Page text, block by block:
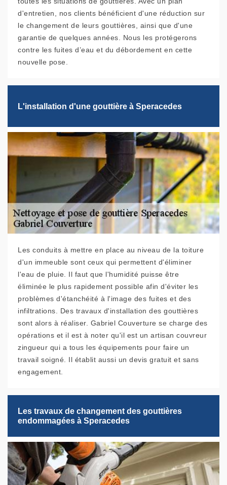
d'entretien, nos clients bénéficient d'une réduction sur
le changement de leurs gouttières, ainsi que d'une
garantie de quelques années. Nous les protégerons
contre les fuites d’eau et du débordement en cette
nouvelle pose.
L'installation d'une gouttière à Speracedes
Les conduits à mettre en place au niveau de la toiture
d'un immeuble sont ceux qui permettent d'éliminer
l'eau de pluie. Il faut que l'humidité puisse être
éliminée le plus rapidement possible afin d'éviter les
problèmes d'étanchéité à l'image des fuites et des
infiltrations. Des travaux d'installation des gouttières
sont alors à réaliser. Gabriel Couverture se charge des
opérations et il est à noter qu'il est un artisan couvreur
zingueur qui a tous les équipements pour faire un
travail soigné. Il établit aussi un devis gratuit et sans
engagement.
Les travaux de changement des gouttières
endommagées à Speracedes